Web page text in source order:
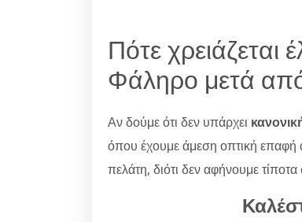
Πότε χρειάζεται
Φάληρο μετά
Αν δούμε ότι δεν υπάρχει
όπου έχουμε άμεση οπτική επαφή
πελάτη, διότι δεν αφήνουμε τίποτα